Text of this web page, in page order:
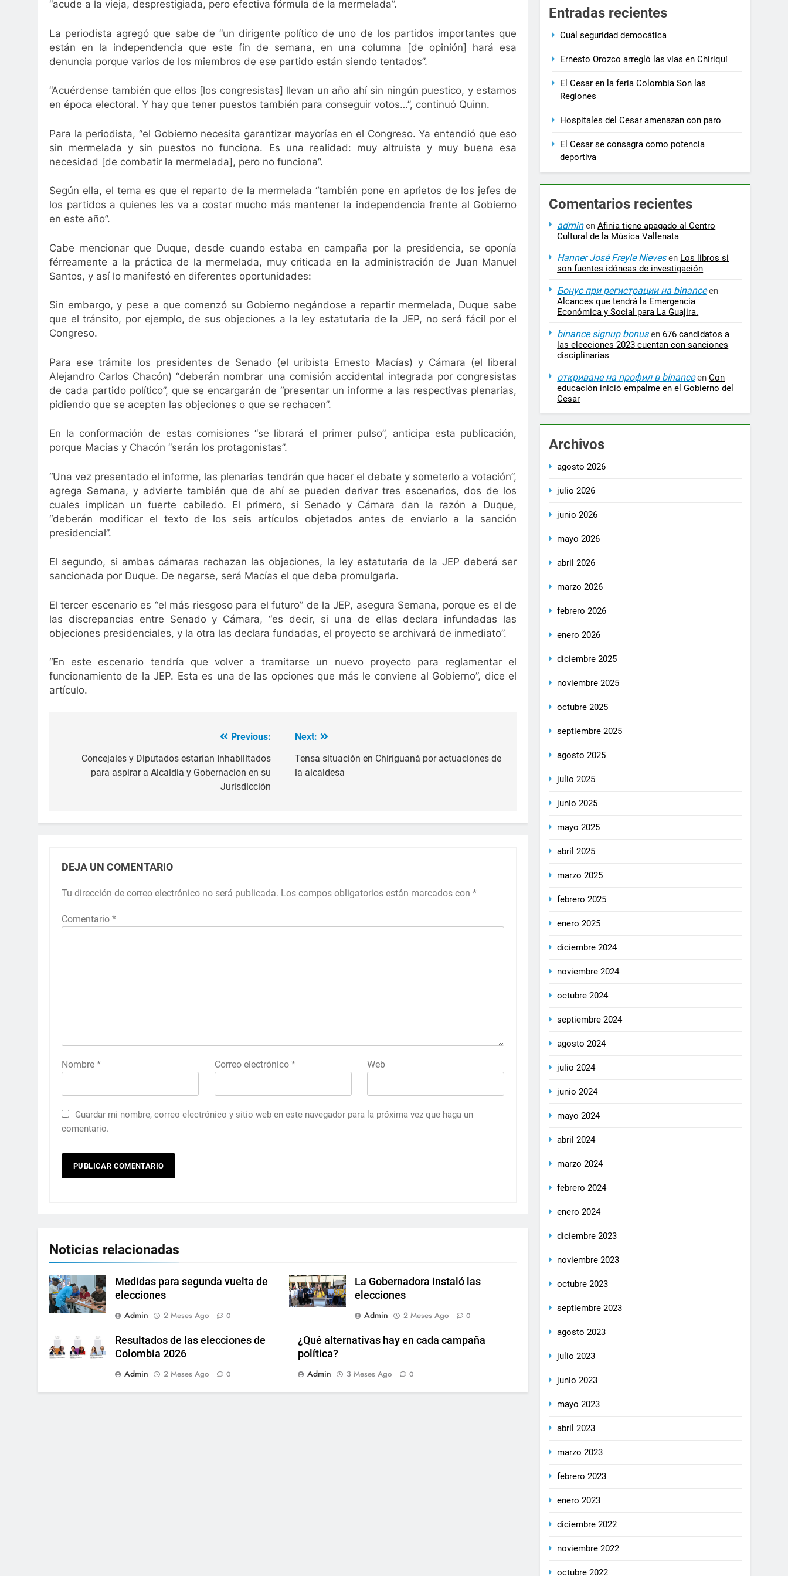
3 Años Ago
Gustavo Petro anuncia la salida de los ministros de Educación, Deporte y Cultura
3 Años Ago
“acude a la vieja, desprestigiada, pero efectiva fórmula de la mermelada”.
La periodista agregó que sabe de “un dirigente político de uno de los partidos importantes que
están en la independencia que este fin de semana, en una columna [de opinión] hará esa
denuncia porque varios de los miembros de ese partido están siendo tentados”.
“Acuérdense también que ellos [los congresistas] llevan un año ahí sin ningún puestico, y estamos
en época electoral. Y hay que tener puestos también para conseguir votos…”, continuó Quinn.
Para la periodista, “el Gobierno necesita garantizar mayorías en el Congreso. Ya entendió que eso
sin mermelada y sin puestos no funciona. Es una realidad: muy altruista y muy buena esa
necesidad [de combatir la mermelada], pero no funciona”.
Según ella, el tema es que el reparto de la mermelada “también pone en aprietos de los jefes de
los partidos a quienes les va a costar mucho más mantener la independencia frente al Gobierno
en este año”.
Cabe mencionar que Duque, desde cuando estaba en campaña por la presidencia, se oponía
férreamente a la práctica de la mermelada, muy criticada en la administración de Juan Manuel
Santos, y así lo manifestó en diferentes oportunidades:
Sin embargo, y pese a que comenzó su Gobierno negándose a repartir mermelada, Duque sabe
que el tránsito, por ejemplo, de sus objeciones a la ley estatutaria de la JEP, no será fácil por el
Congreso.
Para ese trámite los presidentes de Senado (el uribista Ernesto Macías) y Cámara (el liberal
Alejandro Carlos Chacón) “deberán nombrar una comisión accidental integrada por congresistas
de cada partido político”, que se encargarán de “presentar un informe a las respectivas plenarias,
pidiendo que se acepten las objeciones o que se rechacen”.
En la conformación de estas comisiones “se librará el primer pulso”, anticipa esta publicación,
porque Macías y Chacón “serán los protagonistas”.
“Una vez presentado el informe, las plenarias tendrán que hacer el debate y someterlo a votación”,
agrega Semana, y advierte también que de ahí se pueden derivar tres escenarios, dos de los
cuales implican un fuerte cabiledo. El primero, si Senado y Cámara dan la razón a Duque,
“deberán modificar el texto de los seis artículos objetados antes de enviarlo a la sanción
presidencial”.
El segundo, si ambas cámaras rechazan las objeciones, la ley estatutaria de la JEP deberá ser
sancionada por Duque. De negarse, será Macías el que deba promulgarla.
El tercer escenario es “el más riesgoso para el futuro” de la JEP, asegura Semana, porque es el de
las discrepancias entre Senado y Cámara, “es decir, si una de ellas declara infundadas las
objeciones presidenciales, y la otra las declara fundadas, el proyecto se archivará de inmediato”.
“En este escenario tendría que volver a tramitarse un nuevo proyecto para reglamentar el
funcionamiento de la JEP. Esta es una de las opciones que más le conviene al Gobierno”, dice el
artículo.
entradas
Previous:
Concejales y Diputados estarian Inhabilitados
para aspirar a Alcaldia y Gobernacion en su
Jurisdicción
Next:
Tensa situación en Chiriguaná por actuaciones de
la alcaldesa
DEJA UN COMENTARIO
Tu dirección de correo electrónico no será publicada. Los campos obligatorios están marcados con *
Comentario *
Nombre * Correo electrónico * Web
Guardar mi nombre, correo electrónico y sitio web en este navegador para la próxima vez que haga un
comentario.
Noticias relacionadas
Medidas para segunda vuelta de
elecciones
Admin
2 Meses Ago 0
La Gobernadora instaló las
elecciones
Admin
2 Meses Ago 0
Resultados de las elecciones de
Colombia 2026
Admin
2 Meses Ago 0
¿Qué alternativas hay en cada campaña
política?
Admin
3 Meses Ago 0
Entradas recientes
Cuál seguridad democática
Ernesto Orozco arregló las vías en Chiriquí
El Cesar en la feria Colombia Son las
Regiones
Hospitales del Cesar amenazan con paro
El Cesar se consagra como potencia
deportiva
Comentarios recientes
adminenAfinia tiene apagado al Centro
Cultural de la Música Vallenata
Hanner José Freyle Nievesen Los libros si
son fuentes idóneas de investigación
Бонус при регистрации на binanceen
Alcances que tendrá la Emergencia
Económica y Social para La Guajira.
binance signup bonusen 676 candidatos a
las elecciones 2023 cuentan con sanciones
disciplinarias
откриване на профил в binanceenCon
educación inició empalme en el Gobierno del
Cesar
Archivos
agosto 2026
julio 2026
junio 2026
mayo 2026
abril 2026
marzo 2026
febrero 2026
enero 2026
diciembre 2025
noviembre 2025
octubre 2025
septiembre 2025
agosto 2025
julio 2025
junio 2025
mayo 2025
abril 2025
marzo 2025
febrero 2025
enero 2025
diciembre 2024
noviembre 2024
octubre 2024
septiembre 2024
agosto 2024
julio 2024
junio 2024
mayo 2024
abril 2024
marzo 2024
febrero 2024
enero 2024
diciembre 2023
noviembre 2023
octubre 2023
septiembre 2023
agosto 2023
julio 2023
junio 2023
mayo 2023
abril 2023
marzo 2023
febrero 2023
enero 2023
diciembre 2022
noviembre 2022
octubre 2022